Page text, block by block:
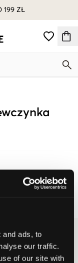
and ads, to
our traffic.
of our site with
199 ZŁ
spania